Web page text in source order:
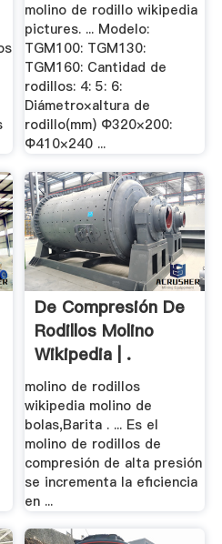
molino de rodillo wikipedia
pictures. ... Modelo:
TGM100: TGM130:
TGM160: Cantidad de
rodillos: 4: 5: 6:
Diámetro×altura de
rodillo(mm) Ф320×200:
Ф410×240 ...
De Compresión De
Rodillos Molino
Wikipedia | .
molino de rodillos
wikipedia molino de
bolas,Barita . ... Es el
molino de rodillos de
compresión de alta presión
se incrementa la eficiencia
en ...